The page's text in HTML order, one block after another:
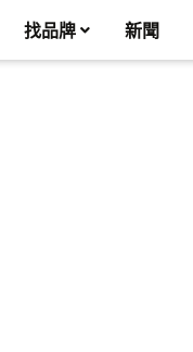
找品牌 新聞